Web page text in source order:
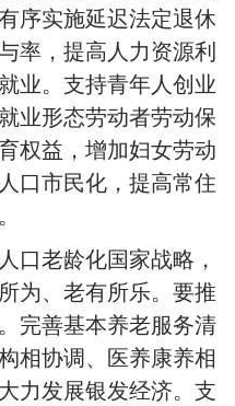
序实施延迟法定退休
率，提高人力资源利
业。支持青年人创业
业形态劳动者劳动保
权益，增加妇女劳动
口市民化，提高常住
口老龄化国家战略，
为、老有所乐。要推
完善基本养老服务清
相协调、医养康养相
力发展银发经济。支